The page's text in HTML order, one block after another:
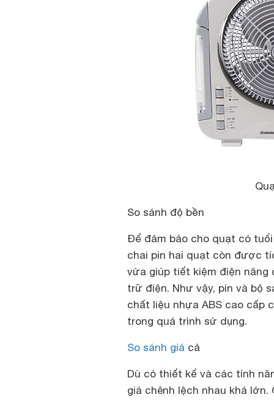
So sánh độ bền
Để đảm bảo cho quạt có
chai pin hai quạt còn được
vừa giúp tiết kiệm điện năng
trữ điện. Như vậy, pin và bộ
chất liệu nhựa ABS cao cấp
trong quá trình sử dụng.
So sánh giá cả
Dù có thiết kế và các tính
giá chênh lệch nhau khá lớn.